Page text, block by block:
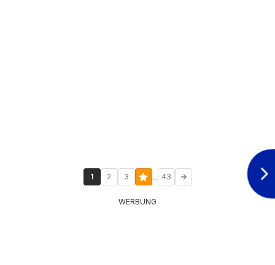
1 2 3 ... 43
WERBUNG